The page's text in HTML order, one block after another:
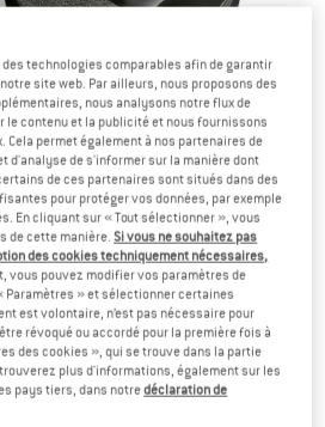
sur les frais de livraison. Ouvre une
Le lien s'ouvre dans une boîte
technologies comparables afin de garantir
site web. Par ailleurs, nous proposons des
nous analysons notre flux de
le contenu et la publicité et nous fournissons
permet également à nos partenaires de
d'analyse de s'informer sur la manière dont
de ces partenaires sont situés dans des
pour protéger vos données, par exemple
En cliquant sur « Tout sélectionner », vous
de cette manière.Si vous ne souhaitez pas
des cookies techniquement nécessaires,
vous pouvez modifier vos paramètres de
Paramètres » et sélectionner certaines
est volontaire, n’est pas nécessaire pour
révoqué ou accordé pour la première fois à
des cookies », qui se trouve dans la partie
plus d'informations, également sur les
pays tiers, dans notredéclaration de